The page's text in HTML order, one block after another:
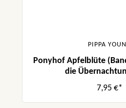
PIPPA
Ponyhof Apfelblüte
die
7,95 €*